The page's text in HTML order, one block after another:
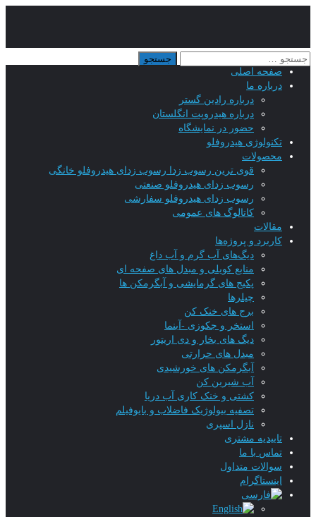
صفحه اصلی
درباره ما
درباره رادین گستر
درباره هیدروپت انگلستان
حضور در نمایشگاه
تکنولوژی هیدروفلو
محصولات
قوی ترین رسوب زدا رسوب زدای هیدروفلو خانگی
رسوب زدای هیدروفلو صنعتی
رسوب زدای هیدروفلو سفارشی
کاتالوگ های عمومی
مقالات
کاربرد و پروژه‌ها
دیگ‌های آب گرم و آب داغ
منابع کویلی و مبدل های صفحه ای
پکیج های گرمایشی و آبگرمکن ها
چیلرها
برج های خنک کن
استخر و جکوزی -آبنما
دیگ های بخار و دی اریتور
مبدل های حرارتی
آبگرمکن های خورشیدی
آب شیرین کن
کشتی و خنک کاری آب دریا
تصفیه بیولوژیک فاضلاب و بایوفیلم
نازل اسپری
تاییدیه‌ مشتری
تماس با ما
سوالات متداول
اینستاگرام